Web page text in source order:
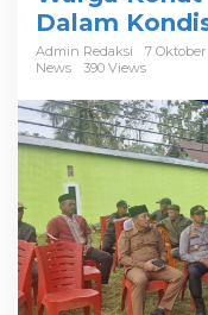
u
g
n
B
e
a
m
a
M
Dalam
Admin Redaksi
7 Oktober
News
390 Views